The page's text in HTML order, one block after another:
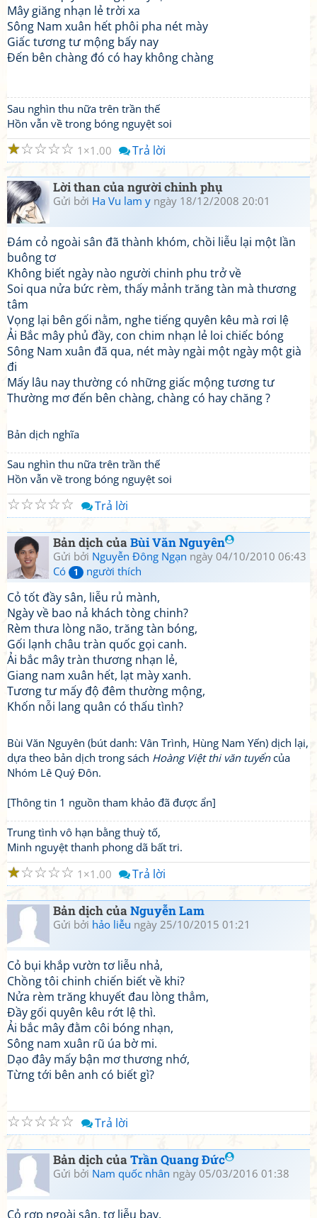
Mây giăng nhạn lẻ trời xa
Sông Nam xuân hết phôi pha nét mày
Giấc tương tư mộng bấy nay
Đến bên chàng đó có hay không chàng
Sau nghìn thu nữa trên trần thế
Hồn vẫn về trong bóng nguyệt soi
☆
☆
☆
☆
☆ 1 1.00 Trả lời
Lời than của người chinh phụ
Gửi bởi Ha Vu lam y ngày 18/12/2008 20:01
Đám cỏ ngoài sân đã thành khóm, chồi liễu lại một lần
buông tơ
Không biết ngày nào người chinh phu trở về
Soi qua nửa bức rèm, thấy mảnh trăng tàn mà thương
tâm
Vọng lại bên gối nằm, nghe tiếng quyên kêu mà rơi lệ
Ải Bắc mây phủ đầy, con chim nhạn lẻ loi chiếc bóng
Sông Nam xuân đã qua, nét mày ngài một ngày một già
đi
Mấy lâu nay thường có những giấc mộng tương tư
Thường mơ đến bên chàng, chàng có hay chăng ?
Bản dịch nghĩa
Sau nghìn thu nữa trên trần thế
Hồn vẫn về trong bóng nguyệt soi
☆
☆
☆
☆
☆ Trả lời
Bản dịch củaBùi Văn Nguyên
Gửi bởi Nguyễn Đông Ngạn ngày 04/10/2010 06:43
Có
1 người thích
Cỏ tốt đầy sân, liễu rủ mành,
Ngày về bao nả khách tòng chinh?
Rèm thưa lòng não, trăng tàn bóng,
Gối lạnh châu tràn quốc gọi canh.
Ải bắc mây tràn thương nhạn lẻ,
Giang nam xuân hết, lạt mày xanh.
Tương tư mấy độ đêm thường mộng,
Khốn nỗi lang quân có thấu tình?
Bùi Văn Nguyên (bút danh: Vân Trình, Hùng Nam Yến) dịch lại,
dựa theo bản dịch trong sách Hoàng Việt thi văn tuyểncủa
Nhóm Lê Quý Đôn.
[Thông tin 1 nguồn tham khảo đã được ẩn]
Trung tình vô hạn bằng thuỳ tố,
Minh nguyệt thanh phong dã bất tri.
☆
☆
☆
☆
☆ 1 1.00 Trả lời
Bản dịch củaNguyễn Lam
Gửi bởi hảo liễu ngày 25/10/2015 01:21
Cỏ bụi khắp vườn tơ liễu nhả,
Chồng tôi chinh chiến biết về khi?
Nửa rèm trăng khuyết đau lòng thẳm,
Đầy gối quyên kêu rớt lệ thì.
Ải bắc mây đằm côi bóng nhạn,
Sông nam xuân rũ úa bờ mi.
Dạo đây mấy bận mơ thương nhớ,
Từng tới bên anh có biết gì?
☆
☆
☆
☆
☆ Trả lời
Bản dịch củaTrần Quang Đức
Gửi bởi Nam quốc nhân ngày 05/03/2016 01:38
Cỏ rợp ngoài sân, tơ liễu bay.